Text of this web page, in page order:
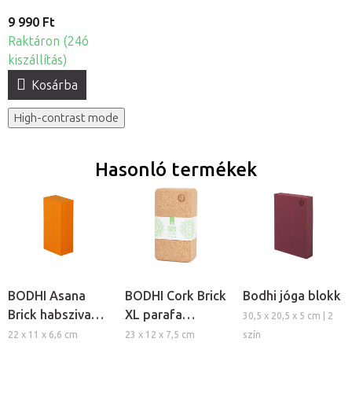
9 990 Ft
Raktáron (24ó
kiszállítás)
Kosárba
High-contrast mode
Hasonló termékek
BODHI Asana
Brick habszivacs
jógatégla
22 x 11 x 6,6 cm
BODHI Cork Brick
XL parafa
jógatégla
23 x 12 x 7,5 cm
Bodhi jóga blokk
30,5 x 20,5 x 5 cm | 2
szín